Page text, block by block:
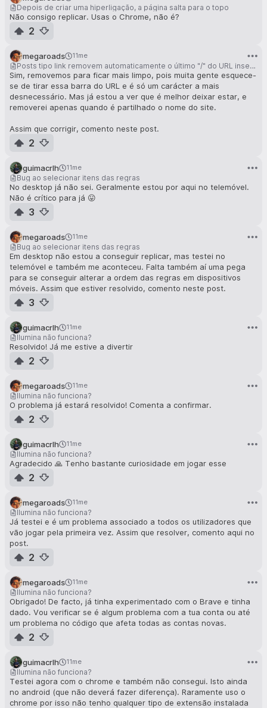
Depois de criar uma hiperligação, a página salta para o topo
Não consigo replicar. Usas o Chrome, não é?
2
megaroads 11me
Posts tipo link removem automaticamente o último "/" do URL inserido
Sim, removemos para ficar mais limpo, pois muita gente esquece-
se de tirar essa barra do URL e é só um carácter a mais
desnecessário. Mas já estou a ver que é melhor deixar estar, e
removerei apenas quando é partilhado o nome do site.
Assim que corrigir, comento neste post.
2
guimacrlh 11me
Bug ao selecionar itens das regras
No desktop já não sei. Geralmente estou por aqui no telemóvel.
Não é crítico para já 😛
3
megaroads 11me
Bug ao selecionar itens das regras
Em desktop não estou a conseguir replicar, mas testei no
telemóvel e também me aconteceu. Falta também aí uma pega
para se conseguir alterar a ordem das regras em dispositivos
móveis. Assim que estiver resolvido, comento neste post.
3
guimacrlh 11me
Ilumina não funciona?
Resolvido! Já me estive a divertir
2
megaroads 11me
Ilumina não funciona?
O problema já estará resolvido! Comenta a confirmar.
2
guimacrlh 11me
Ilumina não funciona?
Agradecido 🙏 Tenho bastante curiosidade em jogar esse
2
megaroads 11me
Ilumina não funciona?
Já testei e é um problema associado a todos os utilizadores que
vão jogar pela primeira vez. Assim que resolver, comento aqui no
post.
2
megaroads 11me
Ilumina não funciona?
Obrigado! De facto, já tinha experimentado com o Brave e tinha
dado. Vou verificar se é algum problema com a tua conta ou até
um problema no código que afeta todas as contas novas.
2
guimacrlh 11me
Ilumina não funciona?
Testei agora com o chrome e também não consegui. Isto ainda
no android (que não deverá fazer diferença). Raramente uso o
chrome por isso não tenho qualquer tipo de extensão instalada